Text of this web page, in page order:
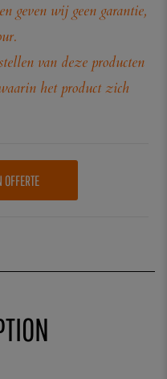
geven wij geen garantie,
van deze producten
het product zich
OFFERTE